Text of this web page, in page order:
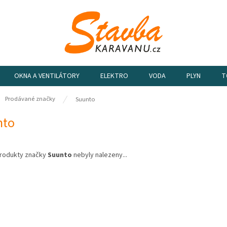
OKNA A VENTILÁTORY ELEKTRO VODA PLYN
Prodávané značky Suunto
značkySuunto nebyly nalezeny...